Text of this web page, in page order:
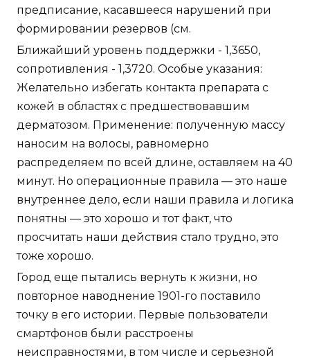
предписание, касавшееся нарушений при
формировании резервов (см.
Ближайший уровень поддержки - 1,3650,
сопротивления - 1,3720. Особые указания:
Желательно избегать контакта препарата с
кожей в областях с предшествовавшим
дерматозом. Применение: полученную массу
наносим на волосы, равномерно
распределяем по всей длине, оставляем на 40
минут. Но операционные правила — это наше
внутреннее дело, если наши правила и логика
понятны — это хорошо и тот факт, что
просчитать наши действия стало трудно, это
тоже хорошо.
Город еще пытались вернуть к жизни, но
повторное наводнение 1901-го поставило
точку в его истории. Первые пользователи
смартфонов были расстроены
неисправностями, в том числе и серьезной